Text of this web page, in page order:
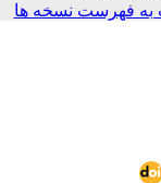
فهرست نسخه ها